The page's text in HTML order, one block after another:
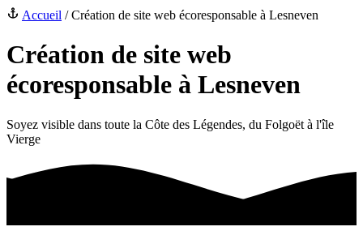
Accueil /Création de site web écoresponsable à Lesneven
Création de site web
écoresponsable à Lesneven
Soyez visible dans toute la Côte des Légendes, du Folgoët à l'île
Vierge